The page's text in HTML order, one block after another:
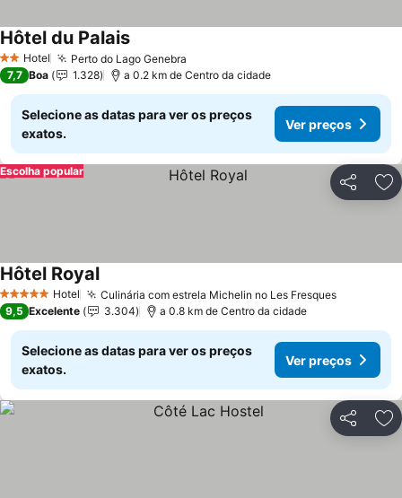
2 Estrelas
Hotel Perto do Lago Genebra
Hôtel du Palais
7,7 Boa 1.328 a 0.2 km de Centro da cidade
Selecione as datas para ver os preços
exatos.
Ver preços
Partilhar
Escolha popular
5 Estrelas Hotel Culinária com estrela Michelin no Les Fresques
Hôtel Royal
9,5 Excelente 3.304 a 0.8 km de Centro da cidade
Selecione as datas para ver os preços
exatos.
Ver preços
Partilhar